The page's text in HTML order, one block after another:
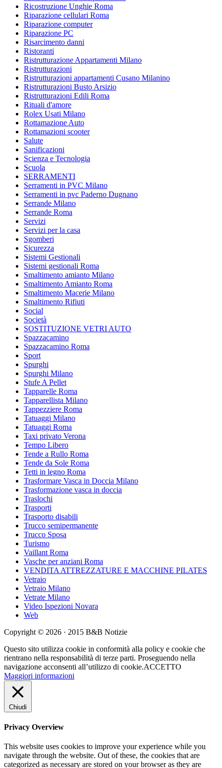
Ricostruzione Unghie Roma
Riparazione cellulari Roma
Riparazione computer
Riparazione PC
Risarcimento danni
Ristoranti
Ristrutturazione Appartamenti Milano
Ristrutturazioni
Ristrutturazioni appartamenti Cusano Milanino
Ristrutturazioni Busto Arsizio
Ristrutturazioni Edili Roma
Rituali d'amore
Rolex Usati Milano
Rottamazione Auto
Rottamazioni scooter
Salute
Sanificazioni
Scienza e Tecnologia
Scuola
SERRAMENTI
Serramenti in PVC Milano
Serramenti in pvc Paderno Dugnano
Serrande Milano
Serrande Roma
Servizi
Servizi per la casa
Sgomberi
Sicurezza
Sistemi Gestionali
Sistemi gestionali Roma
Smaltimento amianto Milano
Smaltimento Amianto Roma
Smaltimento Macerie Milano
Smaltimento Rifiuti
Social
Società
SOSTITUZIONE VETRI AUTO
Spazzacamino
Spazzacamino Roma
Sport
Spurghi
Spurghi Milano
Stufe A Pellet
Tapparelle Roma
Tapparellista Milano
Tappezziere Roma
Tatuaggi Milano
Tatuaggi Roma
Taxi privato Verona
Tempo Libero
Tende a Rullo Roma
Tende da Sole Roma
Tetti in legno Roma
Trasformare Vasca in Doccia Milano
Trasformazione vasca in doccia
Traslochi
Trasporti
Trasporto disabili
Trucco semipermanente
Trucco Sposa
Turismo
Vaillant Roma
Vasche per anziani Roma
VENDITA ATTREZZATURE E MACCHINE PILATES
Vetraio
Vetraio Milano
Vetrate Milano
Video Ispezioni Novara
Web
Copyright © 2026 · 2015 B&B Notizie
Questo sito utilizza cookie in conformità alla policy e cookie che
rientrano nella responsabilità di terze parti. Proseguendo nella
navigazione acconsenti all’utilizzo di cookie.ACCETTO
Maggiori informazioni
Chiudi
Privacy Overview
This website uses cookies to improve your experience while you
navigate through the website. Out of these, the cookies that are
categorized as necessary are stored on your browser as they are